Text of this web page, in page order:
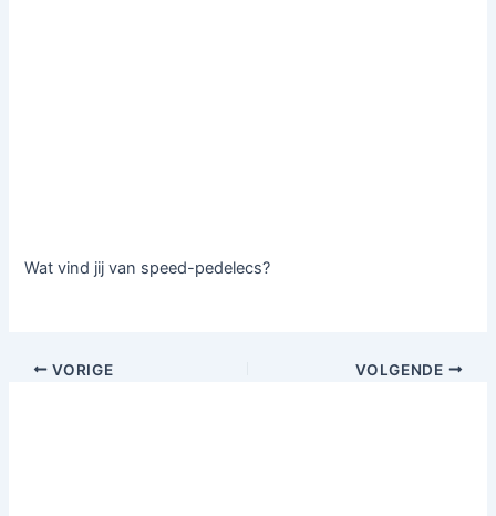
Wat vind jij van speed-pedelecs?
VORIGE VOLGENDE